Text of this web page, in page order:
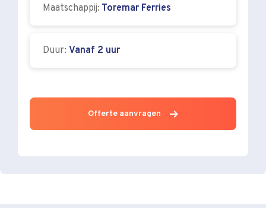
Maatschappij: Toremar Ferries
Duur: Vanaf 2 uur
Offerte aanvragen